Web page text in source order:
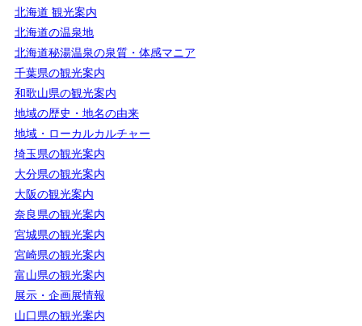
北海道 観光案内
北海道の温泉地
北海道秘湯温泉の泉質・体感マニア
千葉県の観光案内
和歌山県の観光案内
地域の歴史・地名の由来
地域・ローカルカルチャー
埼玉県の観光案内
大分県の観光案内
大阪の観光案内
奈良県の観光案内
宮城県の観光案内
宮崎県の観光案内
富山県の観光案内
展示・企画展情報
山口県の観光案内